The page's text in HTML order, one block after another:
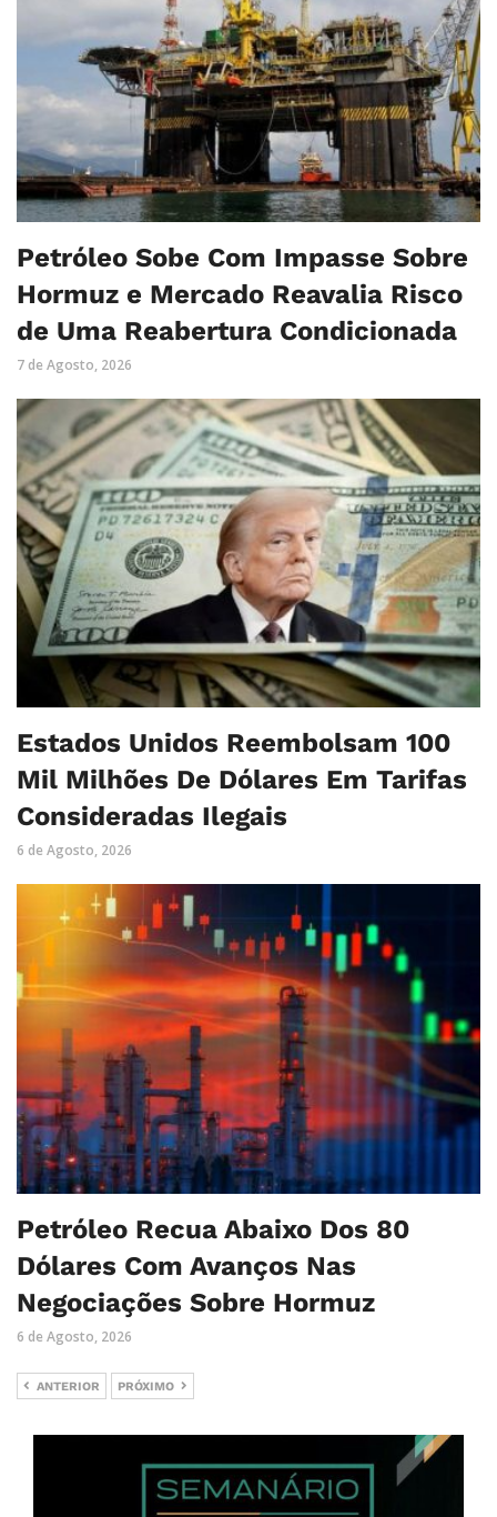
Petróleo Sobe Com Impasse Sobre
Hormuz e Mercado Reavalia Risco
de Uma Reabertura Condicionada
7 de Agosto, 2026
Estados Unidos Reembolsam 100
Mil Milhões De Dólares Em Tarifas
Consideradas Ilegais
6 de Agosto, 2026
Petróleo Recua Abaixo Dos 80
Dólares Com Avanços Nas
Negociações Sobre Hormuz
6 de Agosto, 2026
ANTERIOR PRÓXIMO